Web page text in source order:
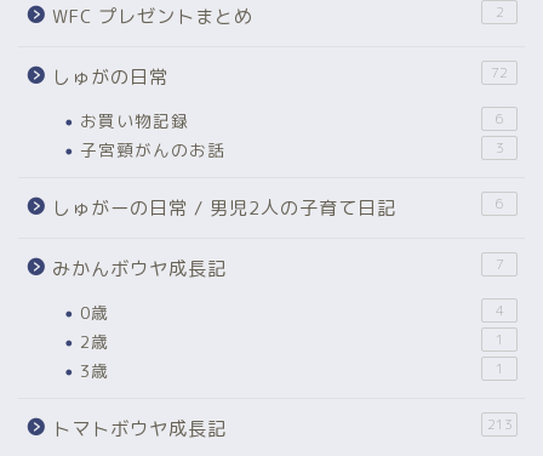
WFC プレゼントまとめ 2
しゅがの日常 72
お買い物記録 6
子宮頸がんのお話 3
しゅがーの日常 / 男児2人の子育て日記 6
みかんボウヤ成長記 7
0歳 4
2歳 1
3歳 1
トマトボウヤ成長記 213